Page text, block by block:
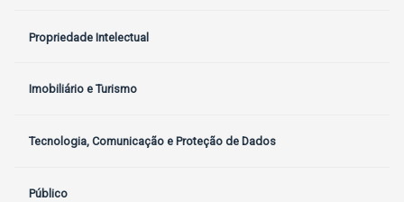
Propriedade Intelectual
Imobiliário e Turismo
Tecnologia, Comunicação e Proteção de Dados
Público